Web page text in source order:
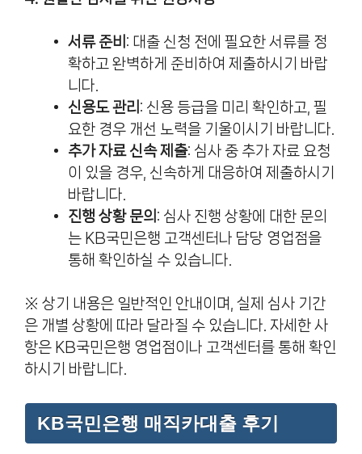
서류 준비 : 대출 신청 전에 필요한 서류를 정
확하고 완벽하게 준비하여 제출하시기 바랍
니다.
신용도 관리 : 신용 등급을 미리 확인하고, 필
요한 경우 개선 노력을 기울이시기 바랍니다.
추가 자료 신속 제출: 심사 중 추가 자료 요청
이 있을 경우, 신속하게 대응하여 제출하시기
바랍니다.
진행 상황 문의 : 심사 진행 상황에 대한 문의
는 KB국민은행 고객센터나 담당 영업점을
통해 확인하실 수 있습니다.
※ 상기 내용은 일반적인 안내이며, 실제 심사 기간
은 개별 상황에 따라 달라질 수 있습니다. 자세한 사
항은 KB국민은행 영업점이나 고객센터를 통해 확인
하시기 바랍니다.
KB국민은행 매직카대출 후기